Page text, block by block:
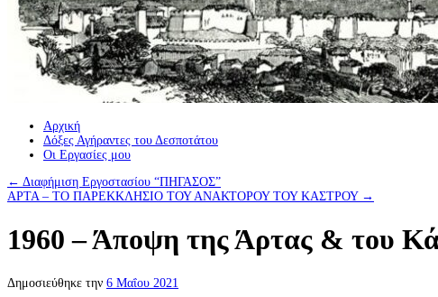
Αρχική
Δόξες Αγήραντες του Δεσποτάτου
Οι Eργασίες μου
← Διαφήμιση Εργοστασίου “ΠΗΓΑΣΟΣ”
ΑΡΤΑ – ΤΟ ΠΑΡΕΚΚΛΗΣΙΟ ΤΟΥ ΑΝΑΚΤΟΡΟΥ ΤΟΥ ΚΑΣΤΡΟΥ →
1960 – Άποψη της Άρτας & του
Δημοσιεύθηκε την 6 Μαΐου 2021